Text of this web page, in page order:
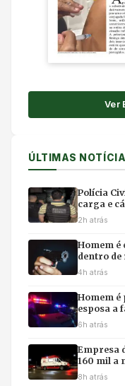
Ver
ÚLTIMAS
Polícia
carga e
2h atrás
Homem
dentro de
4h atrás
Homem é
esposa a
6h atrás
Empresa
160 mil a
acidente
8h atrás